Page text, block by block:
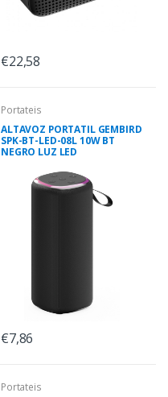
€22,58
Portateis
ALTAVOZ PORTATIL GEMBIRD
SPK-BT-LED-08L 10W BT
NEGRO LUZ LED
€7,86
Portateis